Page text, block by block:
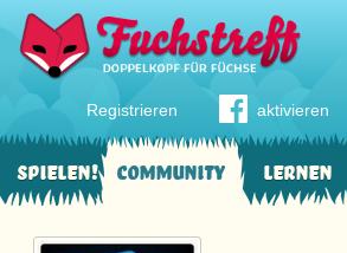
Registrieren aktivieren
Community Lernen
Spielen!